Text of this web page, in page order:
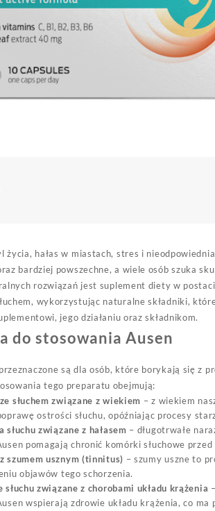
życia, hałas w miastach, stres i
bardziej powszechne, a wiele osób szuka
rozwiązań jest suplement diety w
wykorzystując naturalne składniki,
jego działaniu oraz składnikom.
do stosowania Ausen
są dla osób, które borykają się z
tego preparatu obejmują:
słuchem związane z wiekiem – z wiekiem
ostrości słuchu, opóźniając procesy
słuchu związane z hałasem – długotrwałe
pomagają chronić komórki słuchowe
szumem usznym (tinnitus) – szumy uszne to
objawów tego schorzenia.
słuchu związane z chorobami układu krążenia
wspierają zdrowie układu krążenia, co ma